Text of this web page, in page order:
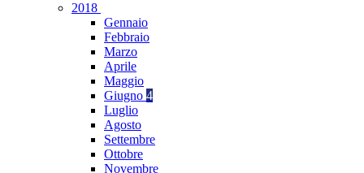
2018
Gennaio
Febbraio
Marzo
Aprile
Maggio
Giugno 4
Luglio
Agosto
Settembre
Ottobre
Novembre